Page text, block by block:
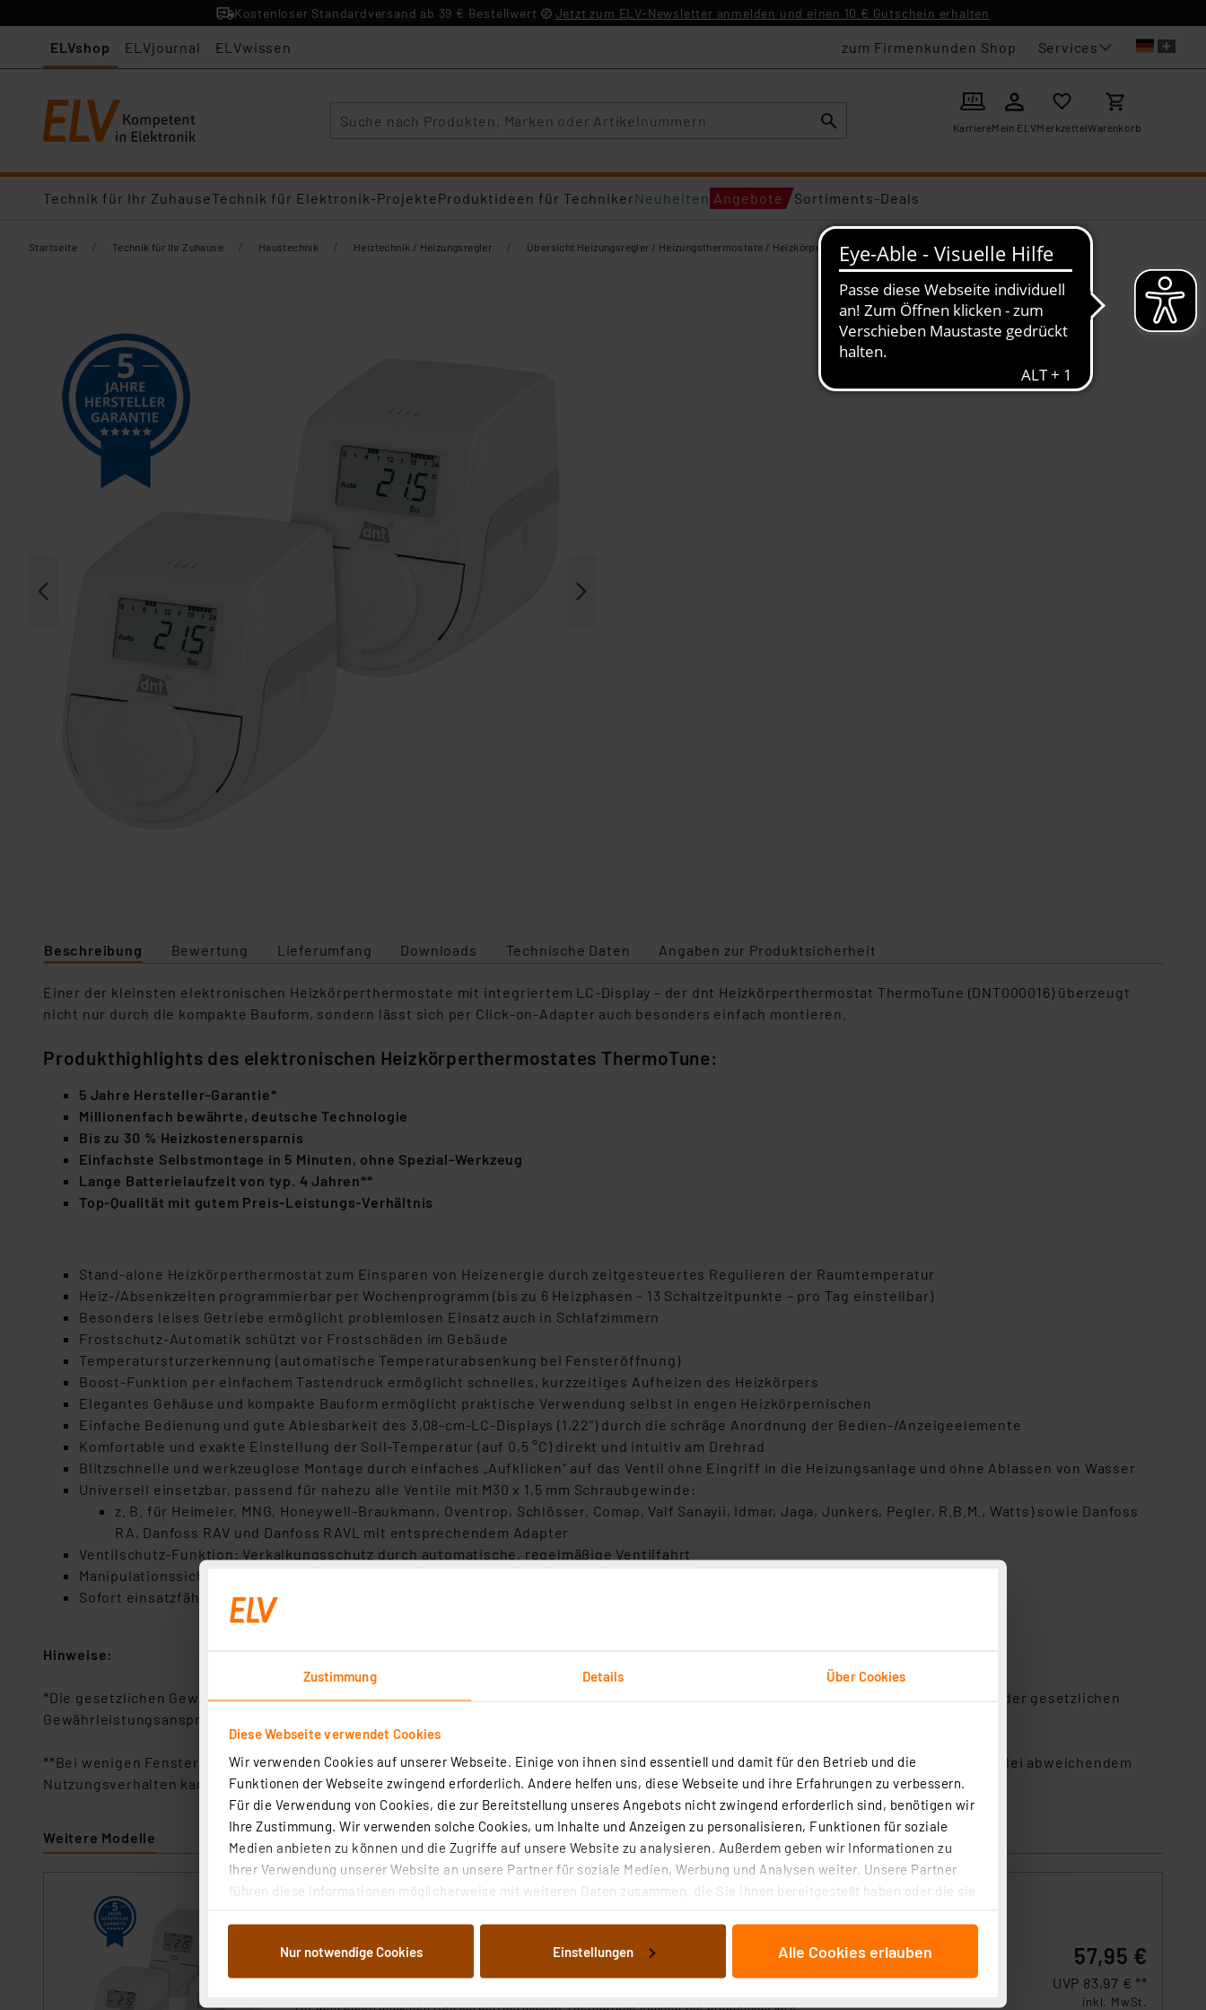
Zustimmung Details Über Cookies
Diese Webseite verwendet Cookies
Wir verwenden Cookies auf unserer Webseite. Einige von ihnen sind essentiell und damit für den Betrieb und die
Funktionen der Webseite zwingend erforderlich. Andere helfen uns, diese Webseite und ihre Erfahrungen zu verbessern.
Für die Verwendung von Cookies, die zur Bereitstellung unseres Angebots nicht zwingend erforderlich sind, benötigen wir
Ihre Zustimmung. Wir verwenden solche Cookies, um Inhalte und Anzeigen zu personalisieren, Funktionen für soziale
Medien anbieten zu können und die Zugriffe auf unsere Website zu analysieren. Außerdem geben wir Informationen zu
Ihrer Verwendung unserer Website an unsere Partner für soziale Medien, Werbung und Analysen weiter. Unsere Partner
führen diese Informationen möglicherweise mit weiteren Daten zusammen, die Sie ihnen bereitgestellt haben oder die sie
Weiterverarbeitung für die nachfolgend dargestellten bzw. die von Ihnen ausgewählten Verarbeitungszwecke (Art. 6
Abs.1a DSG-VO) zu. Eine detaillierte Auflistung der einzelnen Cookies nach Zweck und Anbieter ist durch Klick auf den
Nur notwendige Cookies Einstellungen Alle Cookies erlauben
Kostenloser Standardversand ab 39 € Bestellwert Jetzt zum ELV-Newsletter anmelden und einen 10 € Gutschein erhalten
ELVshop ELVjournal ELVwissen zum Firmenkunden Shop Services
KarriereMein ELVMerkzettelWarenkorb
Technik für Ihr ZuhauseTechnik für Elektronik-ProjekteProduktideen für TechnikerNeuheiten Angebote Sortiments-Deals
Startseite / Technik für Ihr Zuhause / Haustechnik / Heiztechnik / Heizungsregler / Übersicht Heizungsregler / Heizungsthermostate / Heizkörperthermostate
Beschreibung Bewertung Lieferumfang Downloads Technische Daten Angaben zur Produktsicherheit
Einer der kleinsten elektronischen Heizkörperthermostate mit integriertem LC-Display – der dnt Heizkörperthermostat ThermoTune (DNT000016) überzeugt
nicht nur durch die kompakte Bauform, sondern lässt sich per Click-on-Adapter auch besonders einfach montieren.
Produkthighlights des elektronischen Heizkörperthermostates ThermoTune:
5 Jahre Hersteller-Garantie*
Millionenfach bewährte, deutsche Technologie
Bis zu 30 % Heizkostenersparnis
Einfachste Selbstmontage in 5 Minuten, ohne Spezial-Werkzeug
Lange Batterielaufzeit von typ. 4 Jahren**
Top-Qualität mit gutem Preis-Leistungs-Verhältnis
Stand-alone Heizkörperthermostat zum Einsparen von Heizenergie durch zeitgesteuertes Regulieren der Raumtemperatur
Heiz-/Absenkzeiten programmierbar per Wochenprogramm (bis zu 6 Heizphasen – 13 Schaltzeitpunkte – pro Tag einstellbar)
Besonders leises Getriebe ermöglicht problemlosen Einsatz auch in Schlafzimmern
Frostschutz-Automatik schützt vor Frostschäden im Gebäude
Temperatursturzerkennung (automatische Temperaturabsenkung bei Fensteröffnung)
Boost-Funktion per einfachem Tastendruck ermöglicht schnelles, kurzzeitiges Aufheizen des Heizkörpers
Elegantes Gehäuse und kompakte Bauform ermöglicht praktische Verwendung selbst in engen Heizkörpernischen
Einfache Bedienung und gute Ablesbarkeit des 3,08-cm-LC-Displays (1,22") durch die schräge Anordnung der Bedien-/Anzeigeelemente
Komfortable und exakte Einstellung der Soll-Temperatur (auf 0,5 °C) direkt und intuitiv am Drehrad
Blitzschnelle und werkzeuglose Montage durch einfaches „Aufklicken“ auf das Ventil ohne Eingriff in die Heizungsanlage und ohne Ablassen von Wasser
Universell einsetzbar, passend für nahezu alle Ventile mit M30 x 1,5 mm Schraubgewinde:
z. B. für Heimeier, MNG, Honeywell-Braukmann, Oventrop, Schlösser, Comap, Valf Sanayii, Idmar, Jaga, Junkers, Pegler, R.B.M., Watts) sowie Danfoss
RA, Danfoss RAV und Danfoss RAVL mit entsprechendem Adapter
Ventilschutz-Funktion: Verkalkungsschutz durch automatische, regelmäßige Ventilfahrt
Manipulationssicher durch Kindersicherung/Bediensperre
Sofort einsatzfähig durch voreingestellte Programmierung
Hinweise:
*Die gesetzlichen Gewährleistungsansprüche bleiben von dieser Garantie unberührt und gelten unabhängig davon. Die Inanspruchnahme der gesetzlichen
Gewährleistungsansprüche ist unentgeltlich. Die Garantiebestimmungen zu diesem Produkt finden Sie in den Downloads.
**Bei wenigen Fensteröffnungen (z. B. drei Heizphasen und zwei Fensteröffnungen am Tag) kann die Batterielaufzeit 4–5 Jahre betragen. Bei abweichendem
Nutzungsverhalten kann die Batterielaufzeit auf 3 Jahre und weniger sinken.
Weitere Modelle
dnt 3er-Set Heizkörperthermostat ThermoTune, Stand-alone, ca. 4 Jahre
1 2 3 4 5 (10)
Mit dem elektronischen Heizkörperthermostat ThermoTune können Sie problemlos Ihre
57,95 €
UVP 83,97 € **
inkl. MwSt.